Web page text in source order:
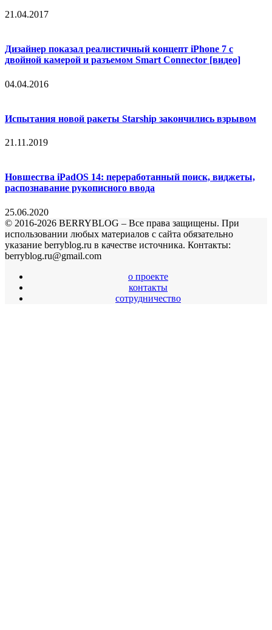
21.04.2017
Дизайнер показал реалистичный концепт iPhone 7 с
двойной камерой и разъемом Smart Connector [видео]
04.04.2016
Испытания новой ракеты Starship закончились взрывом
21.11.2019
Новшества iPadOS 14: переработанный поиск, виджеты,
распознавание рукописного ввода
25.06.2020
© 2016-2026 BERRYBLOG – Все права защищены. При
использовании любых материалов с сайта обязательно
указание berryblog.ru в качестве источника. Контакты:
berryblog.ru@gmail.com
о проекте
контакты
сотрудничество